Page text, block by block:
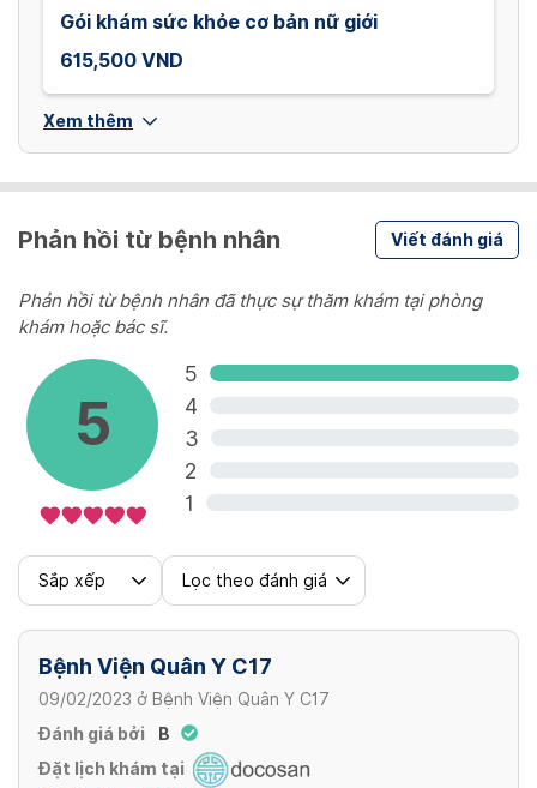
Gói khám sức khỏe cơ bản nữ giới
615,500 VND
Xem thêm
Phản hồi từ bệnh nhân Viết đánh giá
Phản hồi từ bệnh nhân đã thực sự thăm khám tại phòng
khám hoặc bác sĩ.
5
5
4
3
2
1
Sắp xếp Lọc theo đánh giá
Bệnh Viện Quân Y C17
09/02/2023 ở Bệnh Viện Quân Y C17
Đánh giá bởi
B
Đặt lịch khám tại